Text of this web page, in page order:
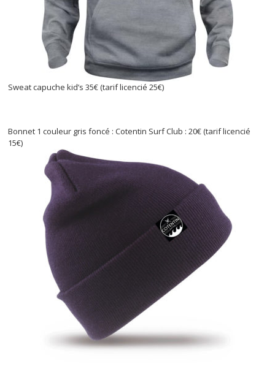
Sweat capuche kid’s 35€ (tarif licencié 25€)
Bonnet 1 couleur gris foncé : Cotentin Surf Club : 20€ (tarif licencié
15€)